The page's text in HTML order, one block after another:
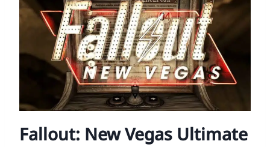
Fallout: New Vegas Ultimate